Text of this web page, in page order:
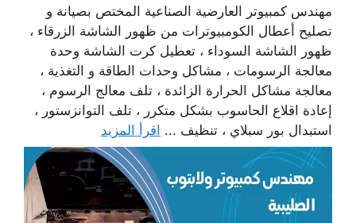
مهندس كمبيوتر العارضية الصناعية المختص بصيانة و
تصليح أعطال الكومبيوترات من ظهور الشاشة الزرقاء ،
ظهور الشاشة السوداء ، تعطيل كرت الشاشة وحدة
معالجة الرسومات ، مشاكل وحدات الطاقة و التغذية ،
معالجة مشاكل الحرارة الزائدة ، تلف معالج الرسوم ،
إعادة اقلاع الحاسوب بشكل متكرر ، تلف التوانزستور ،
استبدال بور سبلاي ، تنظيف ... اقرأ المزيد